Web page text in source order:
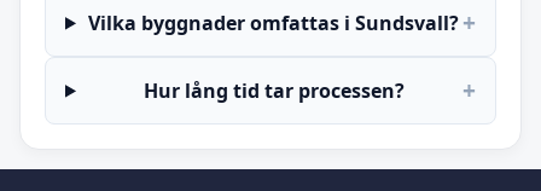
Vilka byggnader omfattas i Sundsvall?+
Hur lång tid tar processen? +